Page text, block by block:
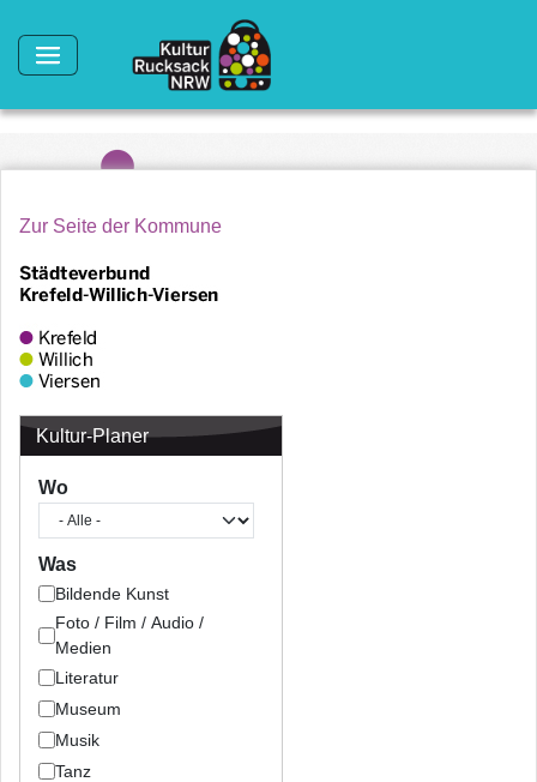
Zur Seite der Kommune
Kultur-Planer
Wo
Was
Bildende Kunst
Foto / Film / Audio /
Medien
Literatur
Museum
Musik
Tanz